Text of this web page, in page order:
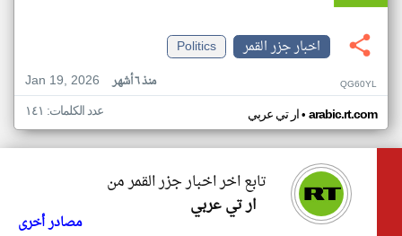
اخبار جزر القمر
Politics
Jan 19, 2026
منذ ٦ أشهر QG60YL
ار تي عربي• arabic.rt.com عدد الكلمات: ١٤١
تابع اخر اخبار جزر القمر من
ار تي عربي
مصادر أخرى